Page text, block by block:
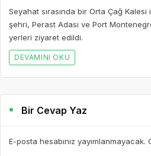
Seyahat sırasında bir Orta Çağ
şehri, Perast Adası ve Port
yerleri ziyaret edildi.
DEVAMINI OKU
Bir Cevap Yaz
E-posta hesabınız